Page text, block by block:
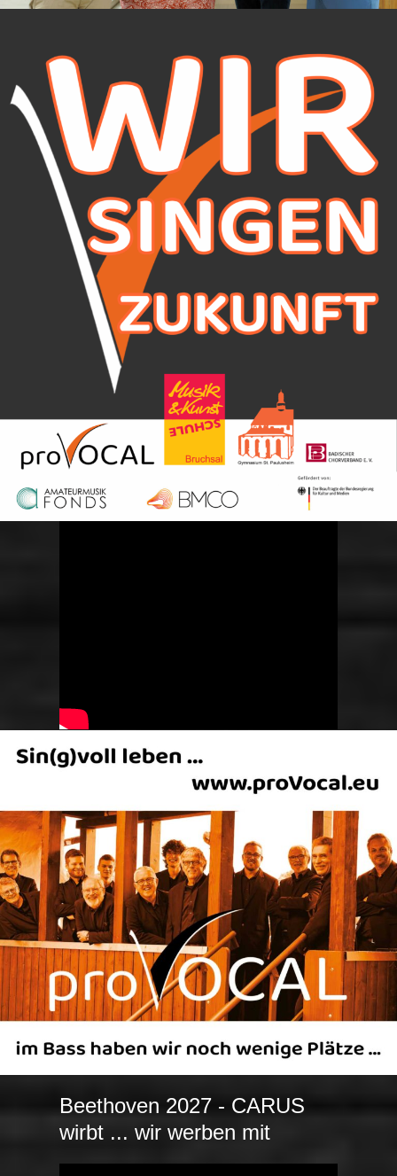
Beethoven 2027 - CARUS
wirbt ... wir werben mit